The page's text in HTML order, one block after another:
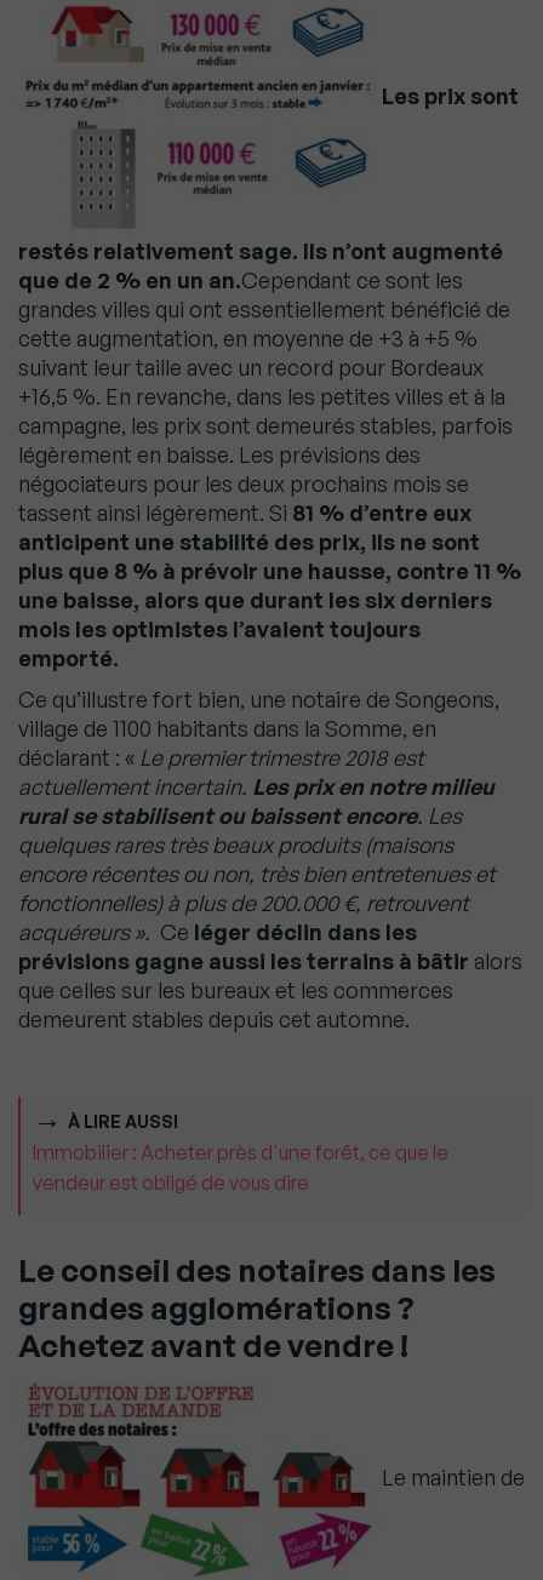
Les prix sont
restés relativement sage. Ils n’ont augmenté
que de 2 % en un an.Cependant ce sont les
grandes villes qui ont essentiellement bénéficié de
cette augmentation, en moyenne de +3 à +5 %
suivant leur taille avec un record pour Bordeaux
+16,5 %. En revanche, dans les petites villes et à la
campagne, les prix sont demeurés stables, parfois
légèrement en baisse. Les prévisions des
négociateurs pour les deux prochains mois se
tassent ainsi légèrement. Si 81 % d’entre eux
anticipent une stabilité des prix, ils ne sont
plus que 8 % à prévoir une hausse, contre 11 %
une baisse, alors que durant les six derniers
mois les optimistes l’avaient toujours
emporté.
Ce qu’illustre fort bien, une notaire de Songeons,
village de 1100 habitants dans la Somme, en
déclarant : « Le premier trimestre 2018 est
actuellement incertain. Les prix en notre milieu
rural se stabilisent ou baissent encore. Les
quelques rares très beaux produits (maisons
encore récentes ou non, très bien entretenues et
fonctionnelles) à plus de 200.000 €, retrouvent
acquéreurs ». Ce léger déclin dans les
prévisions gagne aussi les terrains à bâtir alors
que celles sur les bureaux et les commerces
demeurent stables depuis cet automne.
À LIRE AUSSI
Immobilier : Acheter près d'une forêt, ce que le
vendeur est obligé de vous dire
Le conseil des notaires dans les
grandes agglomérations ?
Achetez avant de vendre !
Le maintien de